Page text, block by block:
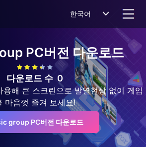
한국어
PC버전 다운로드
다운로드 수 0
용해 큰 스크린으로 발열현상 없이 게임
마음껏 즐겨 보세요!
group PC버전 다운로드